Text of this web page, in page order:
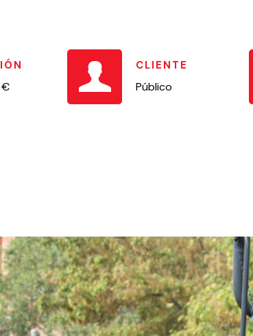
€
CLIENTE
Público